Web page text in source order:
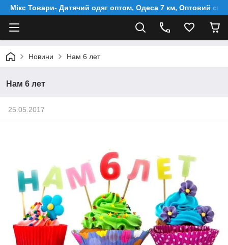
Мікс Товари- Дитячий одяг оптом, Одеса 7 км, Оптовий
Новини Нам 6 лет
Нам 6 лет
25.05.2017